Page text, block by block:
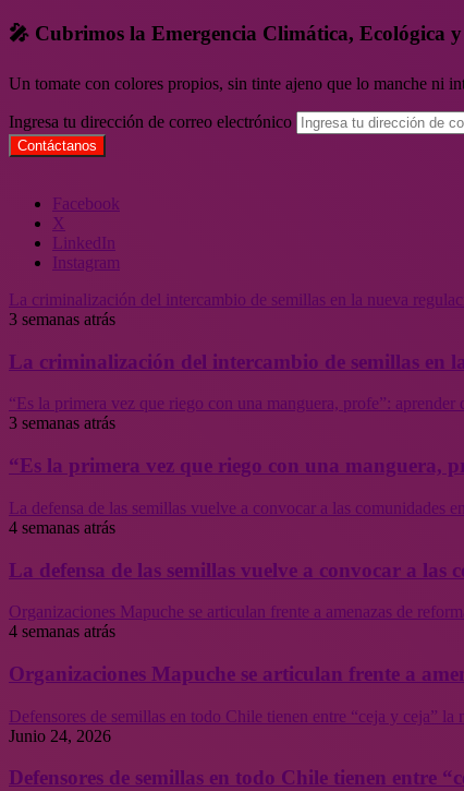
🎤 Cubrimos la Emergencia Climática, Ecológica
Un tomate con colores propios, sin tinte ajeno que lo manche ni
Ingresa tu dirección de correo electrónico
Facebook
X
LinkedIn
Instagram
La criminalización del intercambio de semillas en la nueva
3 semanas atrás
La criminalización del intercambio de semillas en
“Es la primera vez que riego con una manguera, profe”: aprender
3 semanas atrás
“Es la primera vez que riego con una manguera,
La defensa de las semillas vuelve a convocar a las comunidades
4 semanas atrás
La defensa de las semillas vuelve a convocar a
Organizaciones Mapuche se articulan frente a amenazas de
4 semanas atrás
Organizaciones Mapuche se articulan frente a
Defensores de semillas en todo Chile tienen entre “ceja y ceja” la
Junio 24, 2026
Defensores de semillas en todo Chile tienen entre